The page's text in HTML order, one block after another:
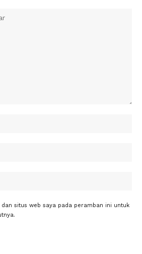
situs web saya pada peramban ini untuk